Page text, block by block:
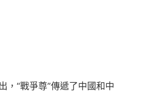
，“戰爭尊”傳遞了中國和中